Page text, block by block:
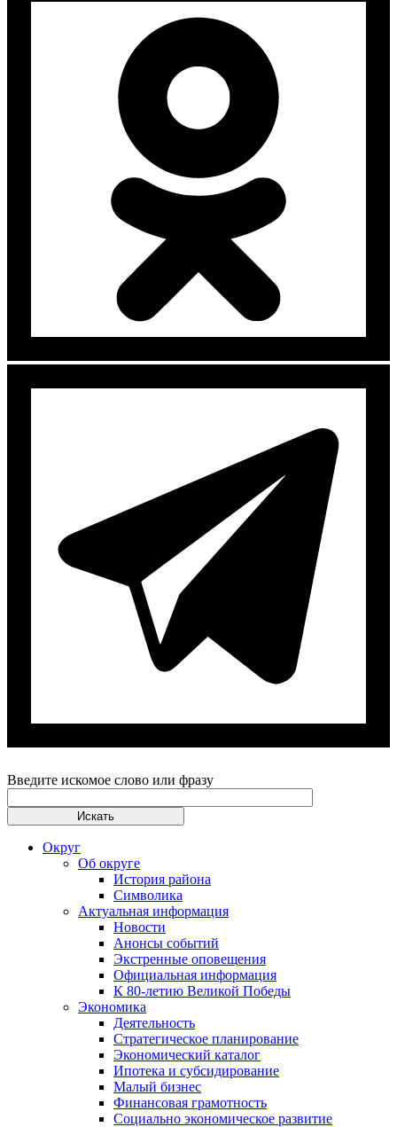
Введите искомое слово или фразу
Округ
Об округе
История района
Символика
Актуальная информация
Новости
Анонсы событий
Экстренные оповещения
Официальная информация
К 80-летию Великой Победы
Экономика
Деятельность
Стратегическое планирование
Экономический каталог
Ипотека и субсидирование
Малый бизнес
Финансовая грамотность
Социально экономическое развитие